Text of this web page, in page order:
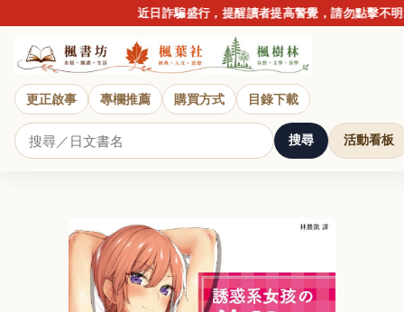
近日詐騙盛行，提醒讀者提高警覺，請勿點擊不明連
更正啟事 專欄推薦 購買方式 目錄下載
搜尋 活動看板